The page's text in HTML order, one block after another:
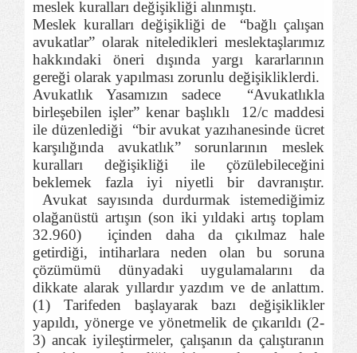
meslek kuralları değişikliği alınmıştı.
Meslek kuralları değişikliği de
“bağlı çalışan
avukatlar” olarak niteledikleri meslektaşlarımız
hakkındaki öneri dışında yargı kararlarının
gereği olarak yapılması zorunlu değişikliklerdi.
Avukatlık Yasamızın sadece
“Avukatlıkla
birleşebilen işler” kenar başlıklı
12/c maddesi
ile düzenlediği
“bir avukat yazıhanesinde ücret
karşılığında avukatlık” sorunlarının meslek
kuralları değişikliği ile çözülebileceğini
beklemek fazla iyi niyetli bir davranıştır.
Avukat sayısında durdurmak istemediğimiz
olağanüstü artışın (son iki yıldaki artış toplam
32.960)
içinden daha da çıkılmaz hale
getirdiği, intiharlara neden olan bu soruna
çözümümü dünyadaki uygulamalarını da
dikkate alarak yıllardır yazdım ve de anlattım.
(1) Tarifeden başlayarak bazı değişiklikler
yapıldı, yönerge ve yönetmelik de çıkarıldı (2-
3) ancak iyileştirmeler, çalışanın da çalıştıranın